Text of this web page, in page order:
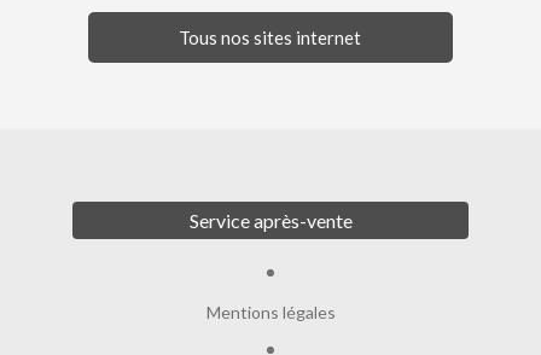
Tous nos sites internet
Service après-vente
Mentions légales